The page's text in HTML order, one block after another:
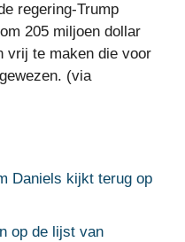
regering-Trump
205 miljoen dollar
vrij te maken die voor
(via
Daniels kijkt terug op
op de lijst van